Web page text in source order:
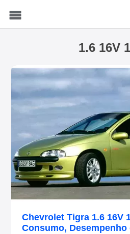
1.6 16V
Chevrolet Tigra 1.6 16V
Consumo, Desempenho